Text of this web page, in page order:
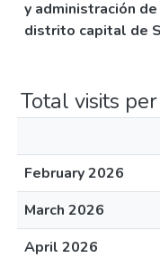
y administración
distrito capital de
Total visits
February 2026
March 2026
April 2026